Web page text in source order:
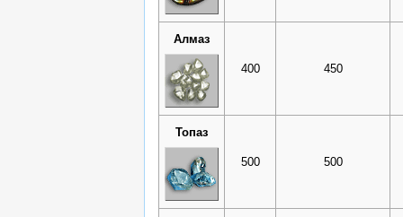
Алмаз
400 450
Топаз
500 500